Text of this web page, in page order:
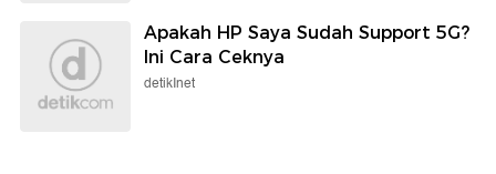
Apakah HP Saya Sudah Support 5G?
Ini Cara Ceknya
detikInet